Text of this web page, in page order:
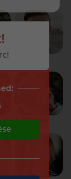
ONLINE